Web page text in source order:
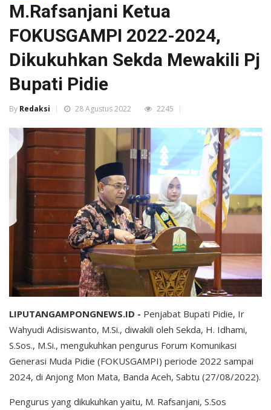
M.Rafsanjani Ketua
FOKUSGAMPI 2022-2024,
Dikukuhkan Sekda Mewakili Pj
Bupati Pidie
By Redaksi 28 Agustus 2022 2245
LIPUTANGAMPONGNEWS.ID - Penjabat Bupati Pidie, Ir
Wahyudi Adisiswanto, M.Si., diwakili oleh Sekda, H. Idhami,
S.Sos., M.Si., mengukuhkan pengurus Forum Komunikasi
Generasi Muda Pidie (FOKUSGAMPI) periode 2022 sampai
2024, di Anjong Mon Mata, Banda Aceh, Sabtu (27/08/2022).
Pengurus yang dikukuhkan yaitu, M. Rafsanjani, S.Sos